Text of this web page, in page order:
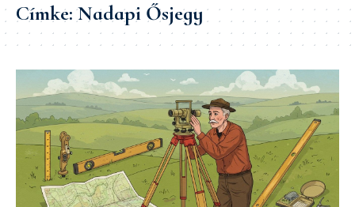
Címke:Nadapi Ősjegy